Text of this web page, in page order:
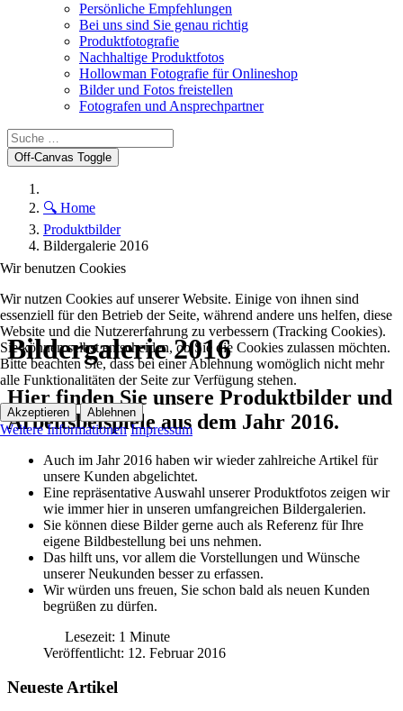
Persönliche Empfehlungen
Bei uns sind Sie genau richtig
Produktfotografie
Nachhaltige Produktfotos
Hollowman Fotografie für Onlineshop
Bilder und Fotos freistellen
Fotografen und Ansprechpartner
Off-Canvas Toggle
🔍 Home
Produktbilder
Bildergalerie 2016
Bildergalerie 2016
Hier finden Sie unsere Produktbilder und
Arbeitsbeispiele aus dem Jahr 2016.
Auch im Jahr 2016 haben wir wieder zahlreiche Artikel für
unsere Kunden abgelichtet.
Eine repräsentative Auswahl unserer Produktfotos zeigen wir
wie immer hier in unseren umfangreichen Bildergalerien.
Sie können diese Bilder gerne auch als Referenz für Ihre
eigene Bildbestellung bei uns nehmen.
Das hilft uns, vor allem die Vorstellungen und Wünsche
unserer Neukunden besser zu erfassen.
Wir würden uns freuen, Sie schon bald als neuen Kunden
begrüßen zu dürfen.
Lesezeit: 1 Minute
Veröffentlicht: 12. Februar 2016
Neueste Artikel
Wir benutzen Cookies
Wir nutzen Cookies auf unserer Website. Einige von ihnen sind
essenziell für den Betrieb der Seite, während andere uns helfen, diese
Website und die Nutzererfahrung zu verbessern (Tracking Cookies).
Sie können selbst entscheiden, ob Sie die Cookies zulassen möchten.
Bitte beachten Sie, dass bei einer Ablehnung womöglich nicht mehr
alle Funktionalitäten der Seite zur Verfügung stehen.
Akzeptieren Ablehnen
Weitere Informationen Impressum